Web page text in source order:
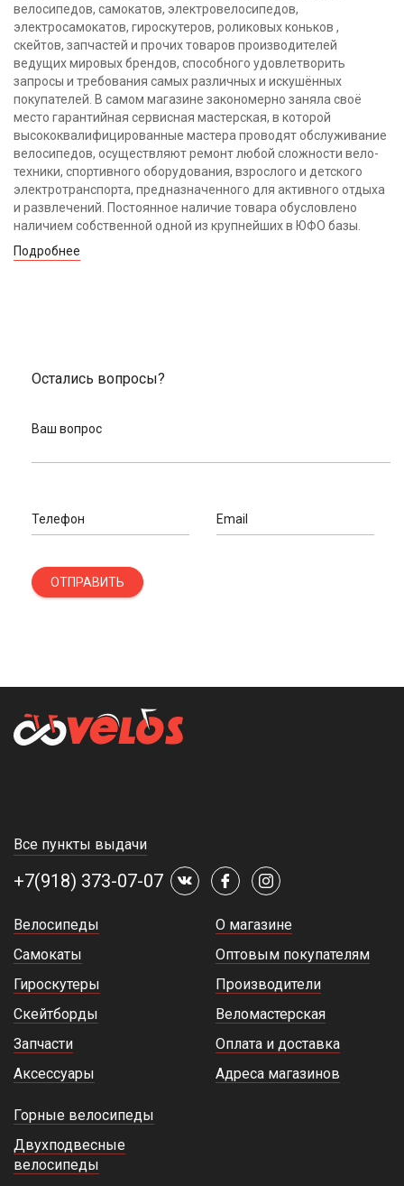
велосипедов, самокатов, электровелосипедов,
электросамокатов, гироскутеров, роликовых коньков ,
скейтов, запчастей и прочих товаров производителей
ведущих мировых брендов, способного удовлетворить
запросы и требования самых различных и искушённых
покупателей. В самом магазине закономерно заняла своё
место гарантийная сервисная мастерская, в которой
высококвалифицированные мастера проводят обслуживание
велосипедов, осуществляют ремонт любой сложности вело-
техники, спортивного оборудования, взрослого и детского
электротранспорта, предназначенного для активного отдыха
и развлечений. Постоянное наличие товара обусловлено
наличием собственной одной из крупнейших в ЮФО базы.
Подробнее
Остались вопросы?
Ваш вопрос
Телефон Email
ОТПРАВИТЬ
Все пункты выдачи
+7(918) 373-07-07
Велосипеды
Самокаты
Гироскутеры
Скейтборды
Запчасти
Аксессуары
О магазине
Оптовым покупателям
Производители
Веломастерская
Оплата и доставка
Адреса магазинов
Горные велосипеды
Двухподвесные
велосипеды